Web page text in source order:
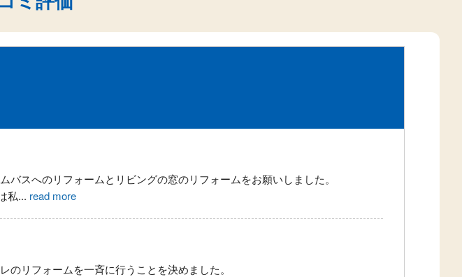
スへのリフォームとリビングの窓のリフォームをお願いしました。
私... read more
リフォームを一斉に行うことを決めました。